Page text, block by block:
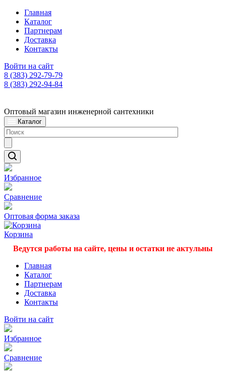
Главная
Каталог
Партнерам
Доставка
Контакты
Войти на сайт
8 (383) 292-79-79
8 (383) 292-94-84
Оптовый магазин инженерной сантехники
Каталог
Избранное
Сравнение
Оптовая форма заказа
Корзина
Ведутся работы на сайте, цены и остатки не актульны
Главная
Каталог
Партнерам
Доставка
Контакты
Войти на сайт
Избранное
Сравнение